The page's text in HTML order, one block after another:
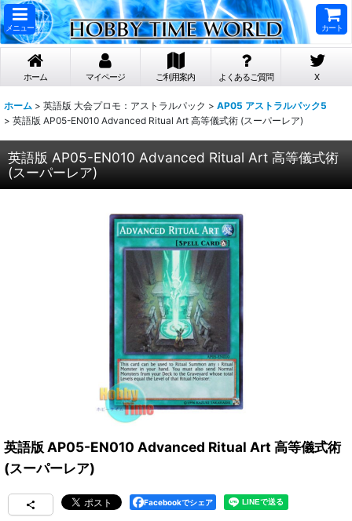
メニュー カート
ホーム マイページ ご利用案内 よくあるご質問 X
ホーム > 英語版 大会プロモ：アストラルパック > AP05 アストラルパック5
> 英語版 AP05-EN010 Advanced Ritual Art 高等儀式術 (スーパーレア)
英語版 AP05-EN010 Advanced Ritual Art 高等儀式術
(スーパーレア)
英語版 AP05-EN010 Advanced Ritual Art 高等儀式術
(スーパーレア)
Facebookでシェア